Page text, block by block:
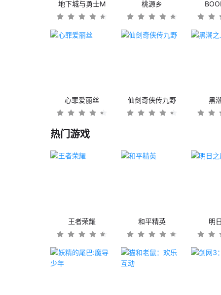
地下城与勇士M 桃源乡
心罪爱丽丝 仙剑奇侠传九野 黑
热门游戏
王者荣耀 和平精英 明